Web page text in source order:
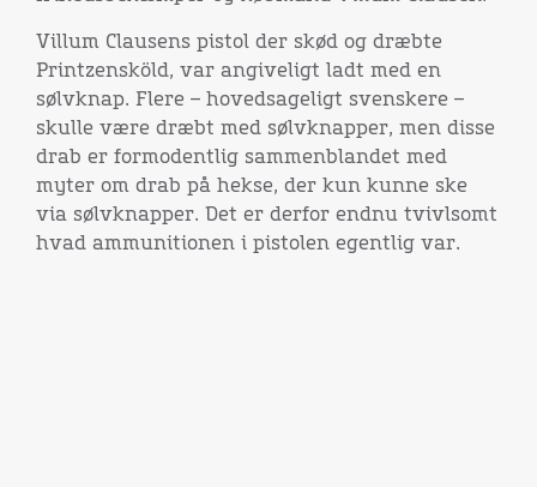
Villum Clausens pistol der skød og dræbte
Printzensköld, var angiveligt ladt med en
sølvknap. Flere – hovedsageligt svenskere –
skulle være dræbt med sølvknapper, men disse
drab er formodentlig sammenblandet med
myter om drab på hekse, der kun kunne ske
via sølvknapper. Det er derfor endnu tvivlsomt
hvad ammunitionen i pistolen egentlig var.